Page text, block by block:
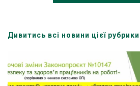
СТОВ
Дивитись всі новини цієї рубрики